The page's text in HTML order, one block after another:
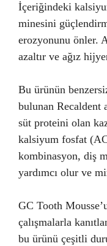
İçeriğindeki
minesini
erozyonunu önler.
azaltır ve ağız
Bu ürünün
bulunan Recaldent
süt proteini olan
kalsiyum fosfat
kombinasyon, diş
yardımcı olur ve
GC Tooth
çalışmalarla
bu ürünü çeşitli